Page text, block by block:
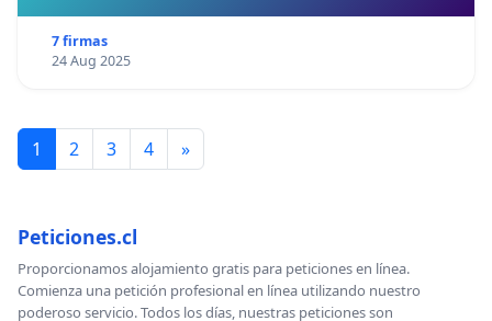
7 firmas
24 Aug 2025
1 2 3 4 »
Peticiones.cl
Proporcionamos alojamiento gratis para peticiones en línea.
Comienza una petición profesional en línea utilizando nuestro
poderoso servicio. Todos los días, nuestras peticiones son